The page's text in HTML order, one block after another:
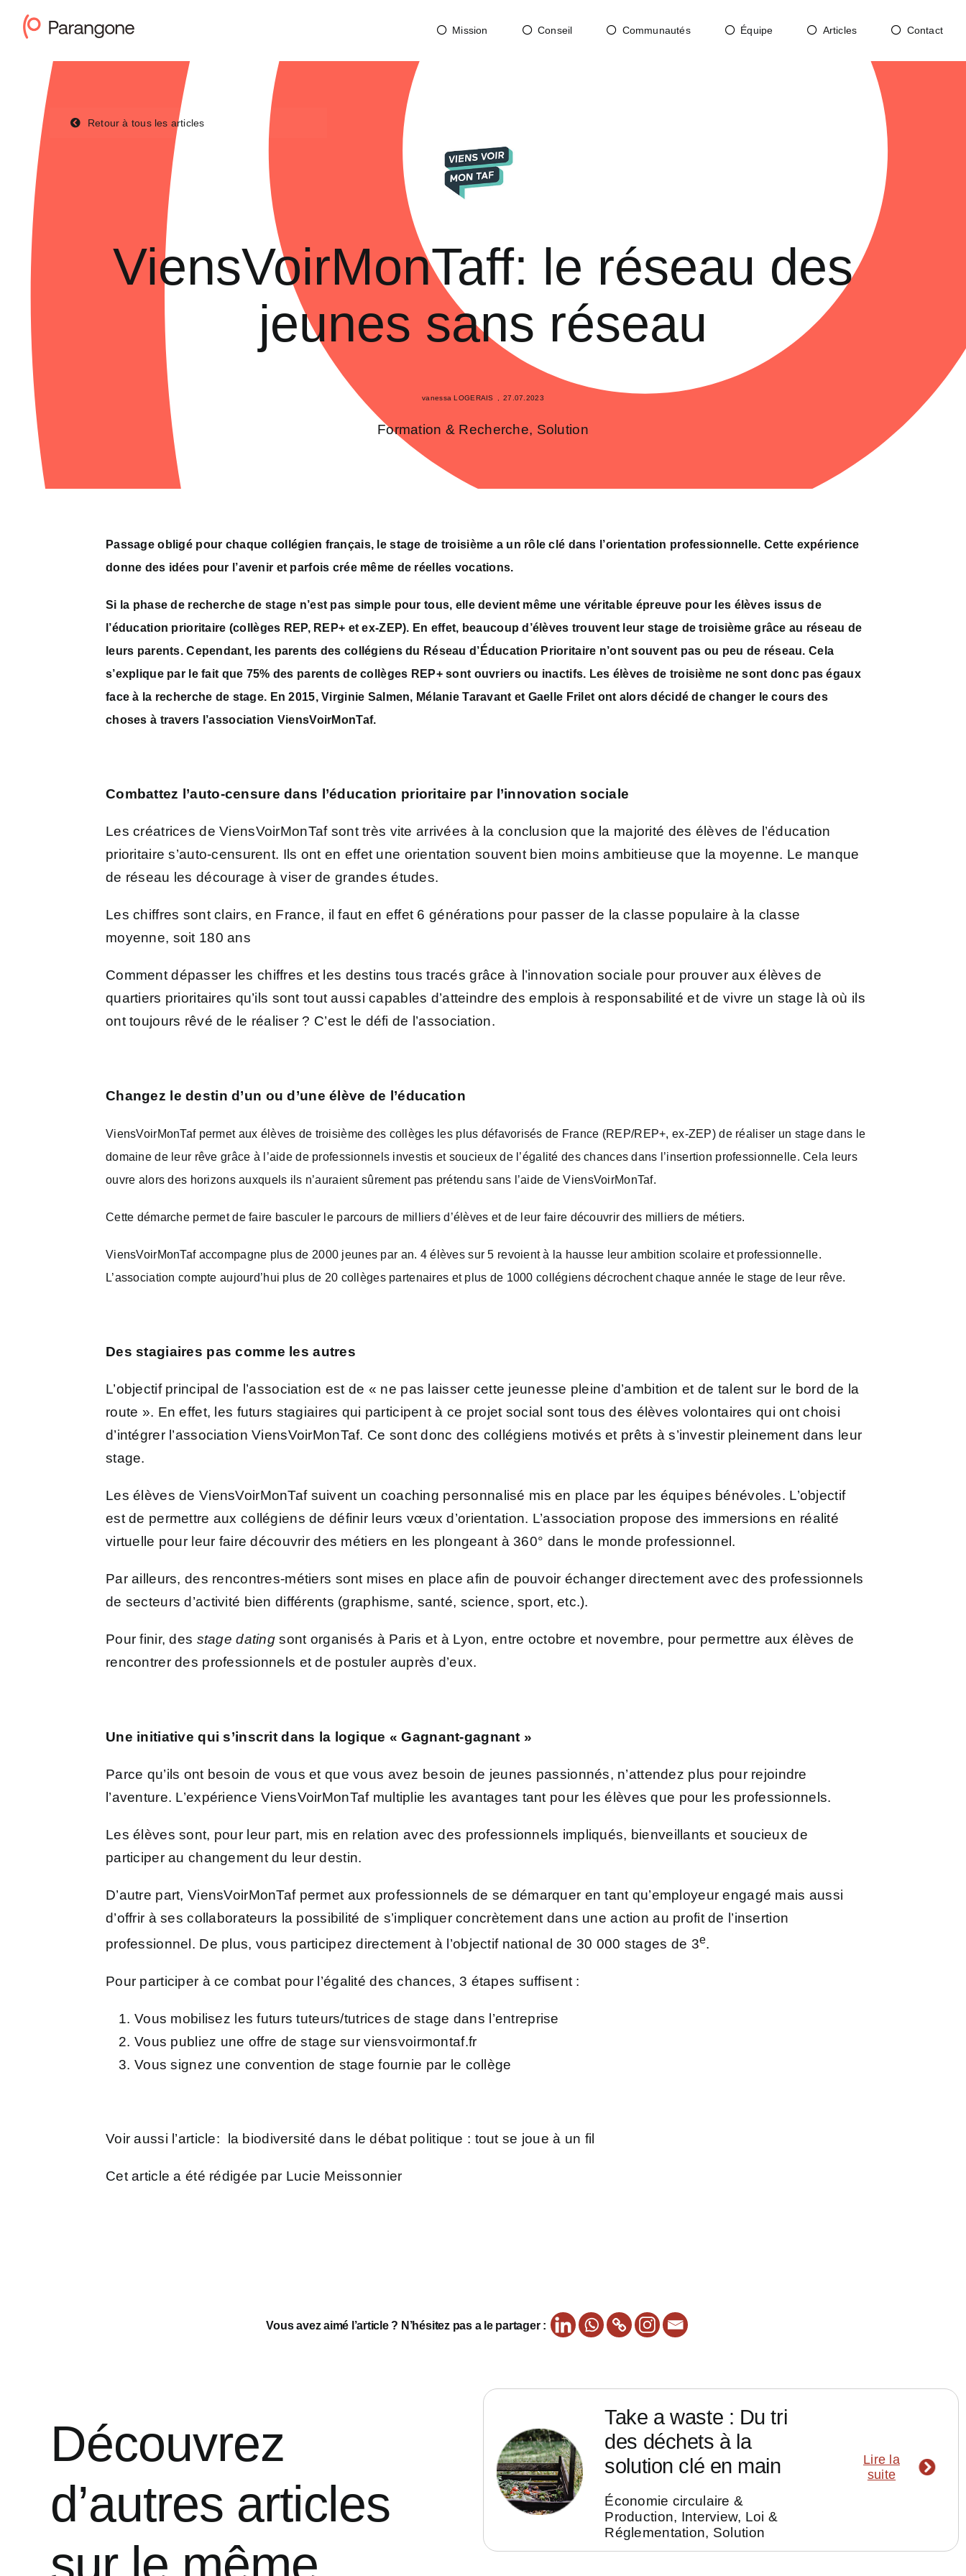
Mission Conseil Communautés Équipe Articles Contact
Retour à tous les articles
ViensVoirMonTaff: le réseau des
jeunes sans réseau
vanessa LOGERAIS 27.07.2023
Formation & Recherche, Solution
Passage obligé pour chaque collégien français, le stage de troisième a un rôle clé dans l’orientation professionnelle. Cette expérience
donne des idées pour l’avenir et parfois crée même de réelles vocations.
Si la phase de recherche de stage n’est pas simple pour tous, elle devient même une véritable épreuve pour les élèves issus de
l’éducation prioritaire (collèges REP, REP+ et ex-ZEP). En effet, beaucoup d’élèves trouvent leur stage de troisième grâce au réseau de
leurs parents. Cependant, les parents des collégiens du Réseau d’Éducation Prioritaire n’ont souvent pas ou peu de réseau. Cela
s’explique par le fait que 75% des parents de collèges REP+ sont ouvriers ou inactifs. Les élèves de troisième ne sont donc pas égaux
face à la recherche de stage. En 2015, Virginie Salmen, Mélanie Taravant et Gaelle Frilet ont alors décidé de changer le cours des
choses à travers l’association ViensVoirMonTaf.
Combattez l’auto-censure dans l’éducation prioritaire par l’innovation sociale
Les créatrices de ViensVoirMonTaf sont très vite arrivées à la conclusion que la majorité des élèves de l’éducation
prioritaire s’auto-censurent. Ils ont en effet une orientation souvent bien moins ambitieuse que la moyenne. Le manque
de réseau les décourage à viser de grandes études.
Les chiffres sont clairs, en France, il faut en effet 6 générations pour passer de la classe populaire à la classe
moyenne, soit 180 ans
Comment dépasser les chiffres et les destins tous tracés grâce à l’innovation sociale pour prouver aux élèves de
quartiers prioritaires qu’ils sont tout aussi capables d’atteindre des emplois à responsabilité et de vivre un stage là où ils
ont toujours rêvé de le réaliser ? C’est le défi de l’association.
Changez le destin d’un ou d’une élève de l’éducation
ViensVoirMonTaf permet aux élèves de troisième des collèges les plus défavorisés de France (REP/REP+, ex-ZEP) de réaliser un stage dans le
domaine de leur rêve grâce à l’aide de professionnels investis et soucieux de l’égalité des chances dans l’insertion professionnelle. Cela leurs
ouvre alors des horizons auxquels ils n’auraient sûrement pas prétendu sans l’aide de ViensVoirMonTaf.
Cette démarche permet de faire basculer le parcours de milliers d’élèves et de leur faire découvrir des milliers de métiers.
ViensVoirMonTaf accompagne plus de 2000 jeunes par an. 4 élèves sur 5 revoient à la hausse leur ambition scolaire et professionnelle.
L’association compte aujourd’hui plus de 20 collèges partenaires et plus de 1000 collégiens décrochent chaque année le stage de leur rêve.
Des stagiaires pas comme les autres
L’objectif principal de l’association est de « ne pas laisser cette jeunesse pleine d’ambition et de talent sur le bord de la
route ». En effet, les futurs stagiaires qui participent à ce projet social sont tous des élèves volontaires qui ont choisi
d’intégrer l’association ViensVoirMonTaf. Ce sont donc des collégiens motivés et prêts à s’investir pleinement dans leur
stage.
Les élèves de ViensVoirMonTaf suivent un coaching personnalisé mis en place par les équipes bénévoles. L’objectif
est de permettre aux collégiens de définir leurs vœux d’orientation. L’association propose des immersions en réalité
virtuelle pour leur faire découvrir des métiers en les plongeant à 360° dans le monde professionnel.
Par ailleurs, des rencontres-métiers sont mises en place afin de pouvoir échanger directement avec des professionnels
de secteurs d’activité bien différents (graphisme, santé, science, sport, etc.).
Pour finir, des stage datingsont organisés à Paris et à Lyon, entre octobre et novembre, pour permettre aux élèves de
rencontrer des professionnels et de postuler auprès d’eux.
Une initiative qui s’inscrit dans la logique « Gagnant-gagnant »
Parce qu’ils ont besoin de vous et que vous avez besoin de jeunes passionnés, n’attendez plus pour rejoindre
l’aventure. L’expérience ViensVoirMonTaf multiplie les avantages tant pour les élèves que pour les professionnels.
Les élèves sont, pour leur part, mis en relation avec des professionnels impliqués, bienveillants et soucieux de
participer au changement du leur destin.
D’autre part, ViensVoirMonTaf permet aux professionnels de se démarquer en tant qu’employeur engagé mais aussi
d’offrir à ses collaborateurs la possibilité de s’impliquer concrètement dans une action au profit de l’insertion
professionnel. De plus, vous participez directement à l’objectif national de 30 000 stages de 3e.
Pour participer à ce combat pour l’égalité des chances, 3 étapes suffisent :
Vous mobilisez les futurs tuteurs/tutrices de stage dans l’entreprise
Vous publiez une offre de stage sur viensvoirmontaf.fr
Vous signez une convention de stage fournie par le collège
Voir aussi l’article: la biodiversité dans le débat politique : tout se joue à un fil
Cet article a été rédigée par Lucie Meissonnier
Vous avez aimé l’article ? N’hésitez pas a le partager :
Découvrez
d’autres articles
sur le même
Take a waste : Du tri
des déchets à la
solution clé en main
Économie circulaire &
Production, Interview, Loi &
Réglementation, Solution
Lire la
suite